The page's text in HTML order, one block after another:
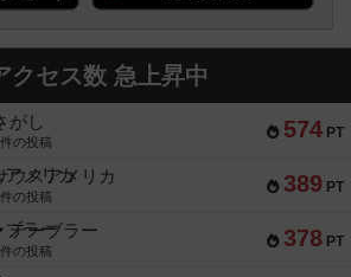
クセス数 急上昇中
574 PT
がし
の投稿
389 PT
ウスアメリカ
の投稿
378 PT
テーブラー
の投稿